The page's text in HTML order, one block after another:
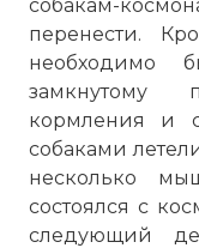
собакам-
перенести.
необходимо
замкнутому
кормления и
собаками
несколько
состоялся с
следующий